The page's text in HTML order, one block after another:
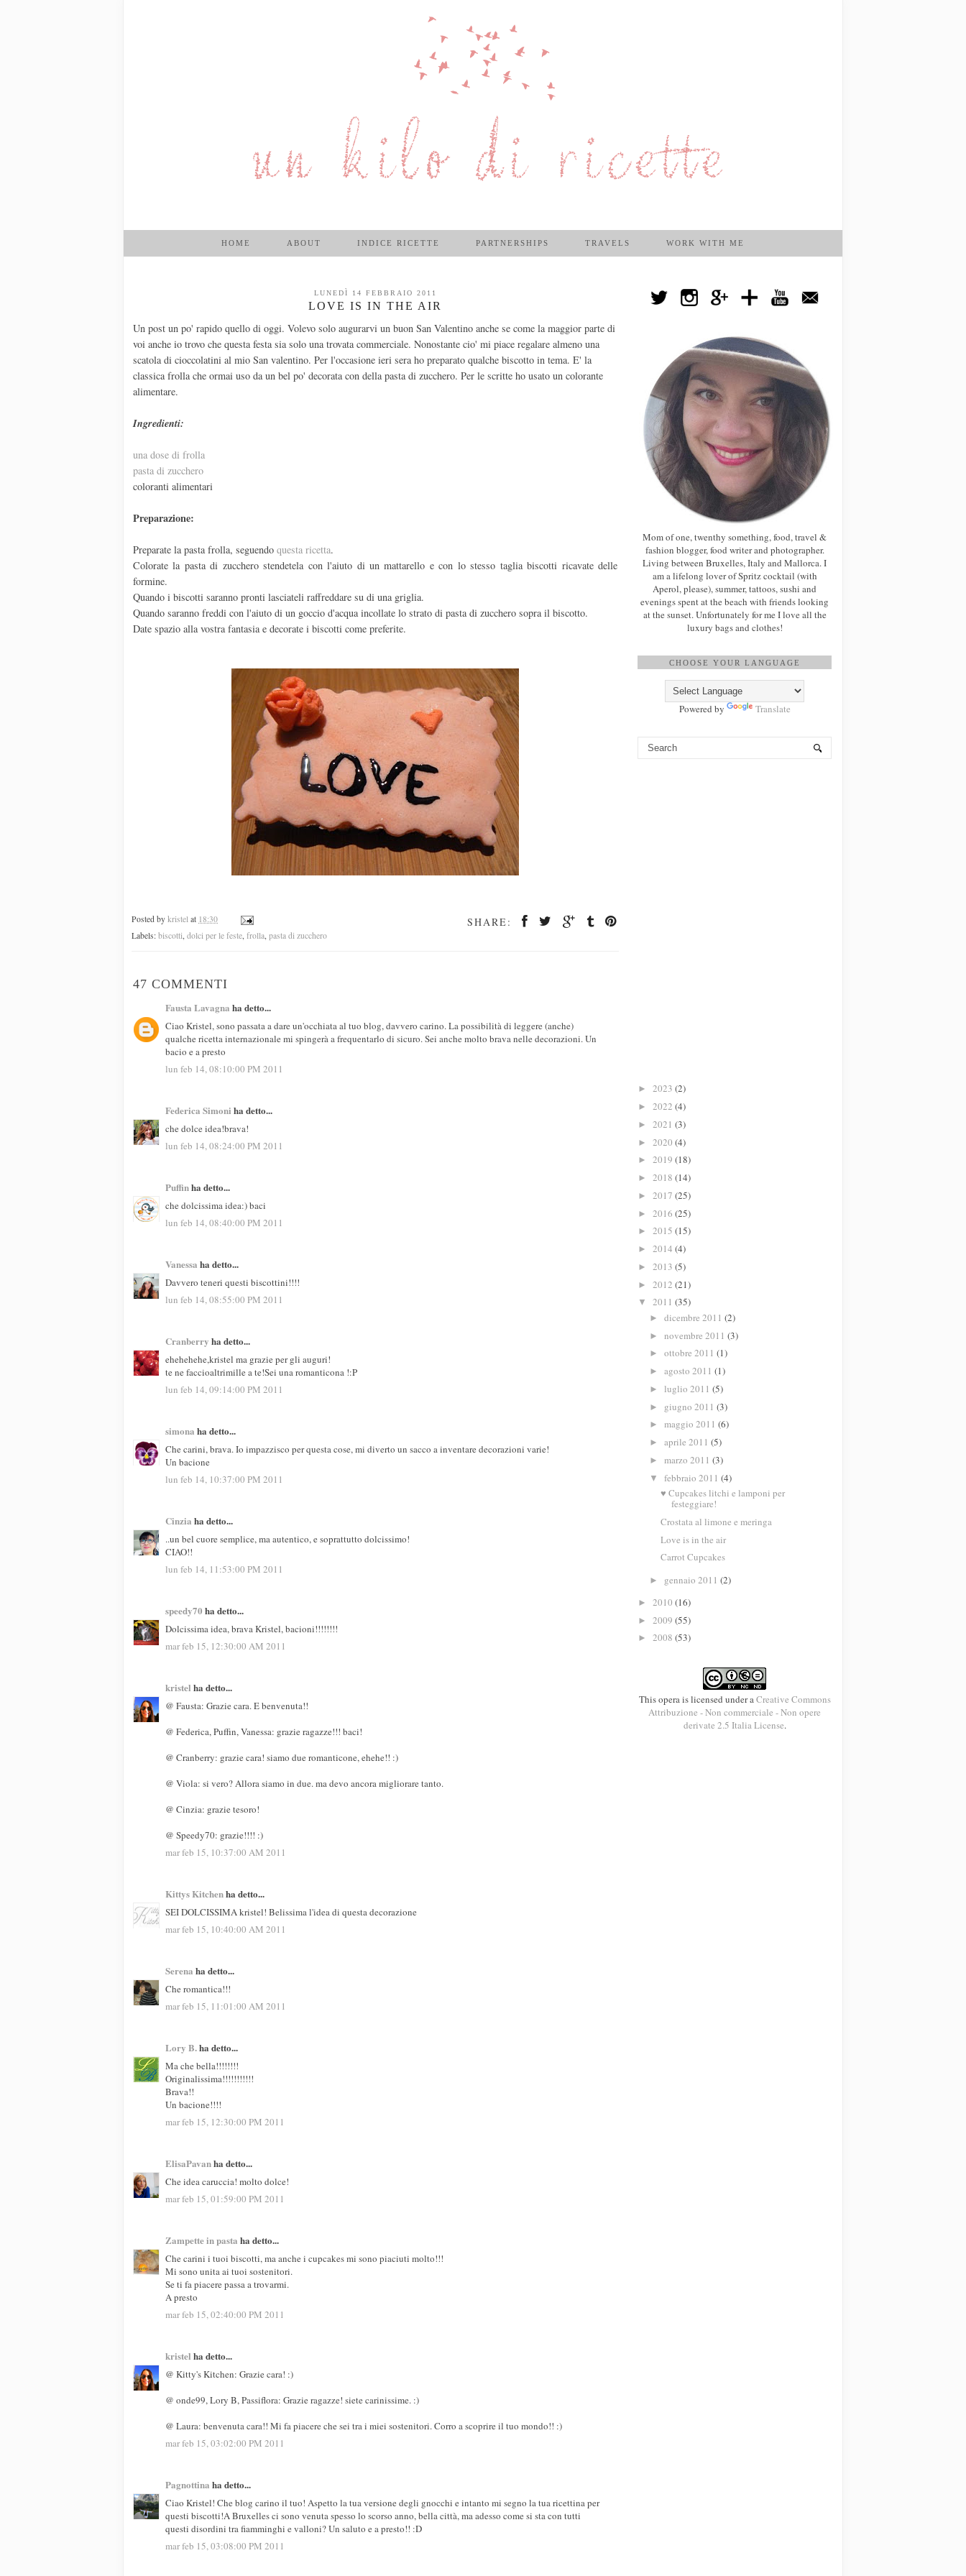
HOME ABOUT INDICE RICETTE PARTNERSHIPS TRAVELS WORK WITH ME
LUNEDÌ 14 FEBBRAIO 2011
LOVE IS IN THE AIR
Un post un po' rapido quello di oggi. Volevo solo augurarvi un buon San Valentino anche se come la maggior parte di
voi anche io trovo che questa festa sia solo una trovata commerciale. Nonostante cio' mi piace regalare almeno una
scatola di cioccolatini al mio San valentino. Per l'occasione ieri sera ho preparato qualche biscotto in tema. E' la
classica frolla che ormai uso da un bel po' decorata con della pasta di zucchero. Per le scritte ho usato un colorante
alimentare.
Ingredienti:
una dose di frolla
pasta di zucchero
coloranti alimentari
Preparazione:
Preparate la pasta frolla, seguendo questa ricetta.
Colorate la pasta di zucchero stendetela con l'aiuto di un mattarello e con lo stesso taglia biscotti ricavate delle
formine.
Quando i biscotti saranno pronti lasciateli raffreddare su di una griglia.
Quando saranno freddi con l'aiuto di un goccio d'acqua incollate lo strato di pasta di zucchero sopra il biscotto.
Date spazio alla vostra fantasia e decorate i biscotti come preferite.
SHARE:
Posted by kristel at 18:30
Labels: biscotti, dolci per le feste, frolla, pasta di zucchero
47 COMMENTI
Fausta Lavagna ha detto...
Ciao Kristel, sono passata a dare un'occhiata al tuo blog, davvero carino. La possibilità di leggere (anche)
qualche ricetta internazionale mi spingerà a frequentarlo di sicuro. Sei anche molto brava nelle decorazioni. Un
bacio e a presto
lun feb 14, 08:10:00 PM 2011
Federica Simoni ha detto...
che dolce idea!brava!
lun feb 14, 08:24:00 PM 2011
Puffinha detto...
che dolcissima idea:) baci
lun feb 14, 08:40:00 PM 2011
Vanessa ha detto...
Davvero teneri questi biscottini!!!!
lun feb 14, 08:55:00 PM 2011
Cranberry ha detto...
ehehehehe,kristel ma grazie per gli auguri!
te ne faccioaltrimille a te!Sei una romanticona !:P
lun feb 14, 09:14:00 PM 2011
simona ha detto...
Che carini, brava. Io impazzisco per questa cose, mi diverto un sacco a inventare decorazioni varie!
Un bacione
lun feb 14, 10:37:00 PM 2011
Cinzia ha detto...
..un bel cuore semplice, ma autentico, e soprattutto dolcissimo!
CIAO!!
lun feb 14, 11:53:00 PM 2011
speedy70 ha detto...
Dolcissima idea, brava Kristel, bacioni!!!!!!!!
mar feb 15, 12:30:00 AM 2011
kristel ha detto...
@ Fausta: Grazie cara. E benvenuta!!
@ Federica, Puffin, Vanessa: grazie ragazze!!! baci!
@ Cranberry: grazie cara! siamo due romanticone, ehehe!! :)
@ Viola: si vero? Allora siamo in due. ma devo ancora migliorare tanto.
@ Cinzia: grazie tesoro!
@ Speedy70: grazie!!!! :)
mar feb 15, 10:37:00 AM 2011
Kittys Kitchenha detto...
SEI DOLCISSIMA kristel! Belissima l'idea di questa decorazione
mar feb 15, 10:40:00 AM 2011
Serena ha detto...
Che romantica!!!
mar feb 15, 11:01:00 AM 2011
Lory B.ha detto...
Ma che bella!!!!!!!!
Originalissima!!!!!!!!!!!
Brava!!
Un bacione!!!!
mar feb 15, 12:30:00 PM 2011
ElisaPavanha detto...
Che idea caruccia! molto dolce!
mar feb 15, 01:59:00 PM 2011
Zampette in pasta ha detto...
Che carini i tuoi biscotti, ma anche i cupcakes mi sono piaciuti molto!!!
Mi sono unita ai tuoi sostenitori.
Se ti fa piacere passa a trovarmi.
A presto
mar feb 15, 02:40:00 PM 2011
kristel ha detto...
@ Kitty's Kitchen: Grazie cara! :)
@ onde99, Lory B, Passiflora: Grazie ragazze! siete carinissime. :)
@ Laura: benvenuta cara!! Mi fa piacere che sei tra i miei sostenitori. Corro a scoprire il tuo mondo!! :)
mar feb 15, 03:02:00 PM 2011
Pagnottina ha detto...
Ciao Kristel! Che blog carino il tuo! Aspetto la tua versione degli gnocchi e intanto mi segno la tua ricettina per
questi biscotti!A Bruxelles ci sono venuta spesso lo scorso anno, bella città, ma adesso come si sta con tutti
questi disordini tra fiamminghi e valloni? Un saluto e a presto!! :D
mar feb 15, 03:08:00 PM 2011
Mom of one, twenthy something, food, travel &
fashion blogger, food writer and photographer.
Living between Bruxelles, Italy and Mallorca. I
am a lifelong lover of Spritz cocktail (with
Aperol, please), summer, tattoos, sushi and
evenings spent at the beach with friends looking
at the sunset. Unfortunately for me I love all the
luxury bags and clothes!
CHOOSE YOUR LANGUAGE
Powered by Translate
► 2023 (2)
► 2022 (4)
► 2021 (3)
► 2020 (4)
► 2019 (18)
► 2018 (14)
► 2017 (25)
► 2016 (25)
► 2015 (15)
► 2014 (4)
► 2013 (5)
► 2012 (21)
▼ 2011 (35)
► dicembre 2011 (2)
► novembre 2011 (3)
► ottobre 2011 (1)
► agosto 2011 (1)
► luglio 2011 (5)
► giugno 2011 (3)
► maggio 2011 (6)
► aprile 2011 (5)
► marzo 2011 (3)
▼ febbraio 2011 (4)
♥ Cupcakes litchi e lamponi per
festeggiare!
Crostata al limone e meringa
Love is in the air
Carrot Cupcakes
► gennaio 2011 (2)
► 2010 (16)
► 2009 (55)
► 2008 (53)
This opera is licensed under a Creative Commons
Attribuzione - Non commerciale - Non opere
derivate 2.5 Italia License.